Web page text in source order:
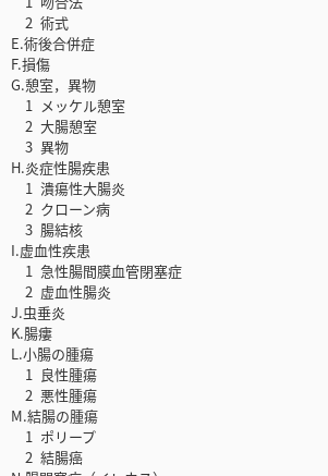
2 術式
E.術後合併症
F.損傷
G.憩室，異物
1 メッケル憩室
2 大腸憩室
3 異物
H.炎症性腸疾患
1 潰瘍性大腸炎
2 クローン病
3 腸結核
I.虚血性疾患
1 急性腸間膜血管閉塞症
2 虚血性腸炎
J.虫垂炎
K.腸瘻
L.小腸の腫瘍
1 良性腫瘍
2 悪性腫瘍
M.結腸の腫瘍
1 ポリープ
2 結腸癌